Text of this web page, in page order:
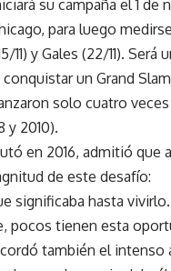
su campaña el 1 de
para luego
11) y Gales (22/11). Será
un Grand
solo cuatro
y 2010).
en 2016, admitió que
de este desafío:
significaba hasta
pocos tienen esta
también el intenso